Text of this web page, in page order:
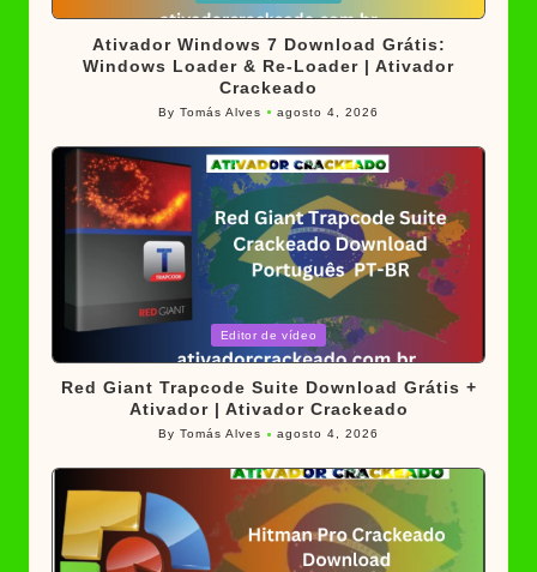
in
Ativador Windows 7 Download Grátis:
Windows Loader & Re-Loader | Ativador
Crackeado
Posted
ByTomás Alves agosto 4, 2026
Posted
in
Editor de vídeo
Red Giant Trapcode Suite Download Grátis +
Ativador | Ativador Crackeado
Posted
ByTomás Alves agosto 4, 2026